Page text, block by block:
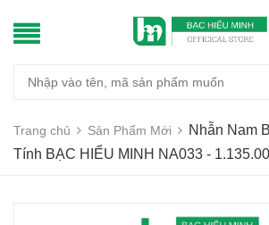
Trang chủ Sản Phẩm Mới
Nhẫn Nam
Tính BẠC HIỂU MINH NA033 -